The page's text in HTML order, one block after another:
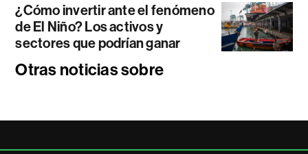
¿Cómo invertir ante el fenómeno
de El Niño? Los activos y
sectores que podrían ganar
Otras noticias sobre